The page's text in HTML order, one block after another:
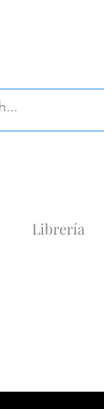
Librería